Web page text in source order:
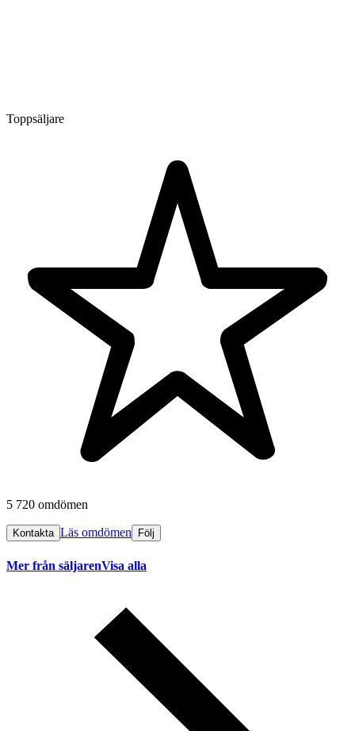
Toppsäljare
5 720 omdömen
Kontakta Läs omdömen Följ
Mer från säljarenVisa alla